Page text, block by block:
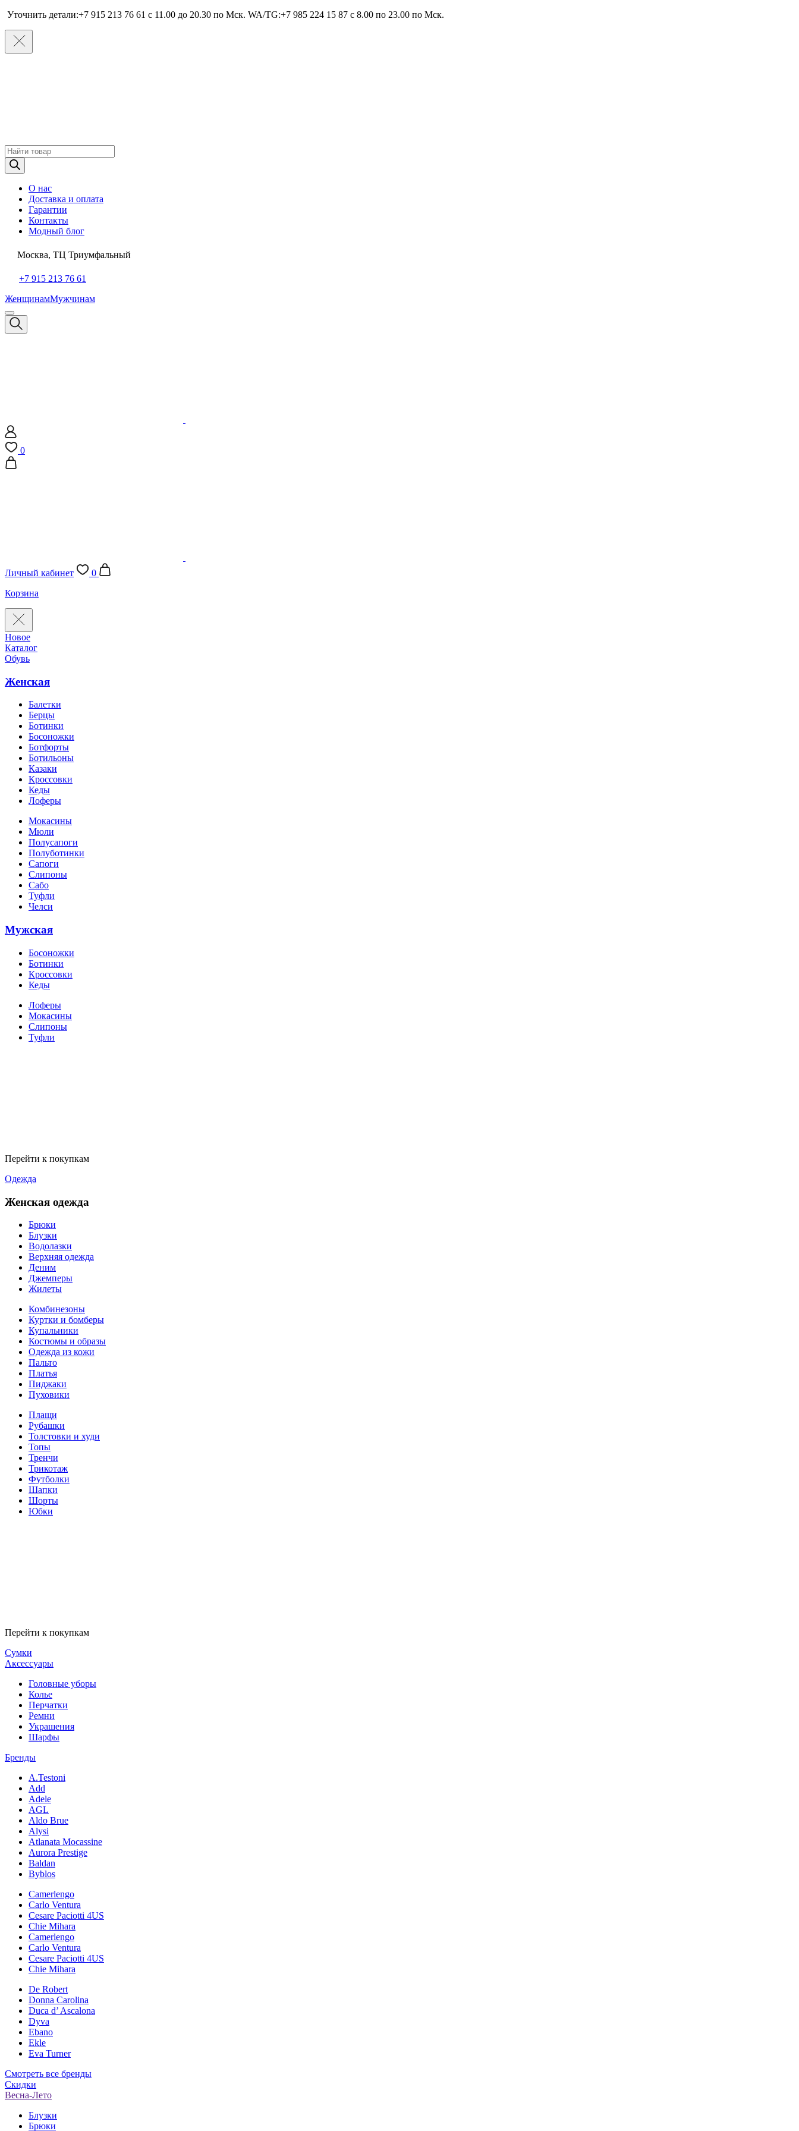
Уточнить детали:+7 915 213 76 61 c 11.00 до 20.30 по Мcк. WA/TG:+7 985 224 15 87 c 8.00 по 23.00 по Мcк.
Поиск
товаров
О нас
Доставка и оплата
Гарантии
Контакты
Модный блог
Москва, ТЦ Триумфальный
+7 915 213 76 61
ЖенщинамМужчинам
0
Личный кабинет
0
Корзина
Новое
Каталог
Обувь
Женская
Балетки
Берцы
Ботинки
Босоножки
Ботфорты
Ботильоны
Казаки
Кроссовки
Кеды
Лоферы
Мокасины
Мюли
Полусапоги
Полуботинки
Сапоги
Слипоны
Сабо
Туфли
Челси
Мужская
Босоножки
Ботинки
Кроссовки
Кеды
Лоферы
Мокасины
Слипоны
Туфли
Перейти к покупкам
Одежда
Женская одежда
Брюки
Блузки
Водолазки
Верхняя одежда
Деним
Джемперы
Жилеты
Комбинезоны
Куртки и бомберы
Купальники
Костюмы и образы
Одежда из кожи
Пальто
Платья
Пиджаки
Пуховики
Плащи
Рубашки
Толстовки и худи
Топы
Тренчи
Трикотаж
Футболки
Шапки
Шорты
Юбки
Перейти к покупкам
Сумки
Аксессуары
Головные уборы
Колье
Перчатки
Ремни
Украшения
Шарфы
Бренды
A.Testoni
Add
Adele
AGL
Aldo Brue
Alysi
Atlanata Mocassine
Aurora Prestige
Baldan
Byblos
Camerlengo
Carlo Ventura
Cesare Paciotti 4US
Chie Mihara
Camerlengo
Carlo Ventura
Cesare Paciotti 4US
Chie Mihara
De Robert
Donna Carolina
Duca d’ Ascalona
Dyva
Ebano
Ekle
Eva Turner
Смотреть все бренды
Скидки
Весна-Лето
Блузки
Брюки